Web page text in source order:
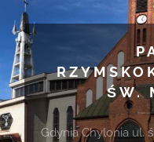
ŚW.
Gdynia Chylonia ul.